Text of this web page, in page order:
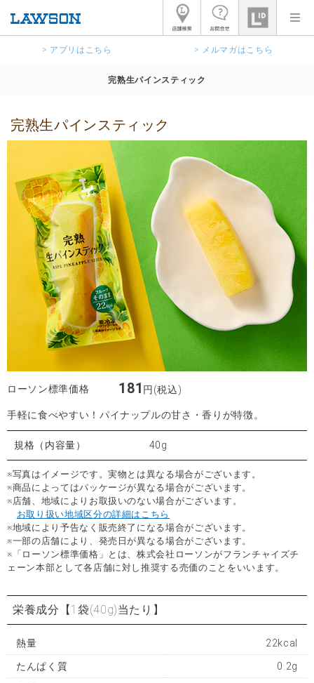
> アプリはこちら > メルマガはこちら
完熟生パインスティック
完熟生パインスティック
ローソン標準価格 181 円(税込)
手軽に食べやすい！パイナップルの甘さ・香りが特徴。
規格（内容量） 40g
※写真はイメージです。実物とは異なる場合がございます。
※商品によってはパッケージが異なる場合がございます。
※店舗、地域によりお取扱いのない場合がございます。
お取り扱い地域区分の詳細はこちら
※地域により予告なく販売終了になる場合がございます。
※一部の店舗により、発売日が異なる場合がございます。
※「ローソン標準価格」とは、株式会社ローソンがフランチャイズチ
ェーン本部として各店舗に対し推奨する売価のことをいいます。
栄養成分 【1袋(40g)当たり】
熱量 22kcal
たんぱく質 0.2g